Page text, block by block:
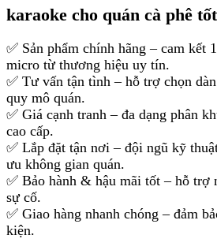
karaoke cho quán cà phê
✅ Sản phẩm chính hãng – cam kết
micro từ thương hiệu uy tín.
✅ Tư vấn tận tình – hỗ trợ chọn
quy mô quán.
✅ Giá cạnh tranh – đa dạng phân
cao cấp.
✅ Lắp đặt tận nơi – đội ngũ kỹ
ưu không gian quán.
✅ Bảo hành & hậu mãi tốt – hỗ trợ
sự cố.
✅ Giao hàng nhanh chóng – đảm
kiện.